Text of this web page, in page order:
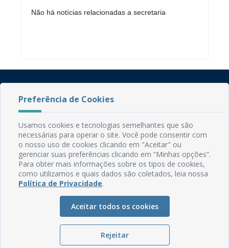
Não há notícias relacionadas a secretaria
Rua do Imperador, 78, Centro
CEP: 58.280-000 - Mamanguape/PB
Fone: (83) 3292-2246
Email: comunicacao@mamanguape.pb.gov.br
Expediente: Segunda à Sexta, das 08h às 13h
Mapa do Site
Perguntas frequentes
Manual de Navegação
Preferência de Cookies
Usamos cookies e tecnologias semelhantes que são
necessárias para operar o site. Você pode consentir com
o nosso uso de cookies clicando em "Aceitar" ou
gerenciar suas preferências clicando em “Minhas opções”.
Para obter mais informações sobre os tipos de cookies,
como utilizamos e quais dados são coletados, leia nossa
Política de Privacidade.
Aceitar todos os cookies
Rejeitar